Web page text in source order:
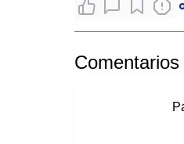
Comentarios